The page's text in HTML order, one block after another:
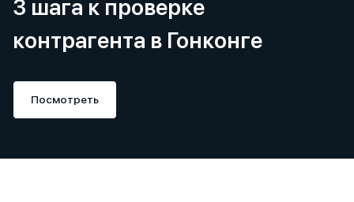
3 шага к проверке
контрагента в Гонконге
Посмотреть